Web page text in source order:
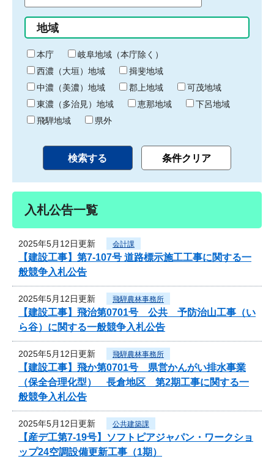
始
り
間
終
わ
り
地域
本庁
岐阜地域（本庁除く）
西濃（大垣）地域
揖斐地域
中濃（美濃）地域
郡上地域
可茂地域
東濃（多治見）地域
恵那地域
下呂地域
飛騨地域
県外
入札公告一覧
2025年5月12日更新 会計課
【建設工事】第7-107号 道路標示施工工事に関する一
般競争入札公告
2025年5月12日更新 飛騨農林事務所
【建設工事】飛治第0701号 公共 予防治山工事（い
ら谷）に関する一般競争入札公告
2025年5月12日更新 飛騨農林事務所
【建設工事】飛か第0701号 県営かんがい排水事業
（保全合理化型） 長倉地区 第2期工事に関する一
般競争入札公告
2025年5月12日更新 公共建築課
【産デ工第7-19号】ソフトピアジャパン・ワークショ
ップ24空調設備更新工事（1期）